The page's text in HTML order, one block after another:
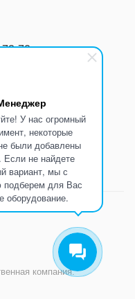
У нас огромный
некоторые
были добавлены
Если не найдете
вариант, мы с
подберем для Вас
оборудование.
72
Дону
17:00
компания.